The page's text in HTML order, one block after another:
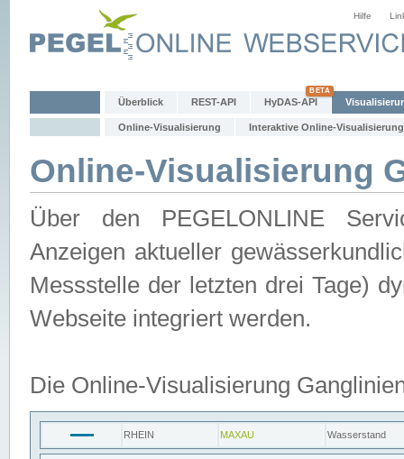
Hilfe
Überblick REST-API HyDAS-API
Online-Visualisierung Interaktive Online-Visualisierung
Online-Visualisierung
Über den PEGELONLINE
Anzeigen aktueller
Messstelle der letzten drei Tage)
Webseite integriert werden.
Die Online-Visualisierung